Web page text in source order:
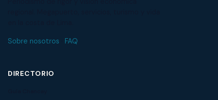
Sobre nosotros FAQ
DIRECTORIO